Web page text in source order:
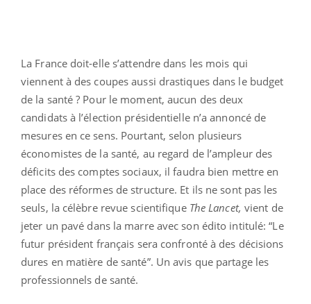
La France doit-elle s’attendre dans les mois qui
viennent à des coupes aussi drastiques dans le budget
de la santé ? Pour le moment, aucun des deux
candidats à l’élection présidentielle n’a annoncé de
mesures en ce sens. Pourtant, selon plusieurs
économistes de la santé, au regard de l’ampleur des
déficits des comptes sociaux, il faudra bien mettre en
place des réformes de structure. Et ils ne sont pas les
seuls, la célèbre revue scientifique The Lancet, vient de
jeter un pavé dans la marre avec son édito intitulé: “Le
futur président français sera confronté à des décisions
dures en matière de santé”. Un avis que partage les
professionnels de santé.